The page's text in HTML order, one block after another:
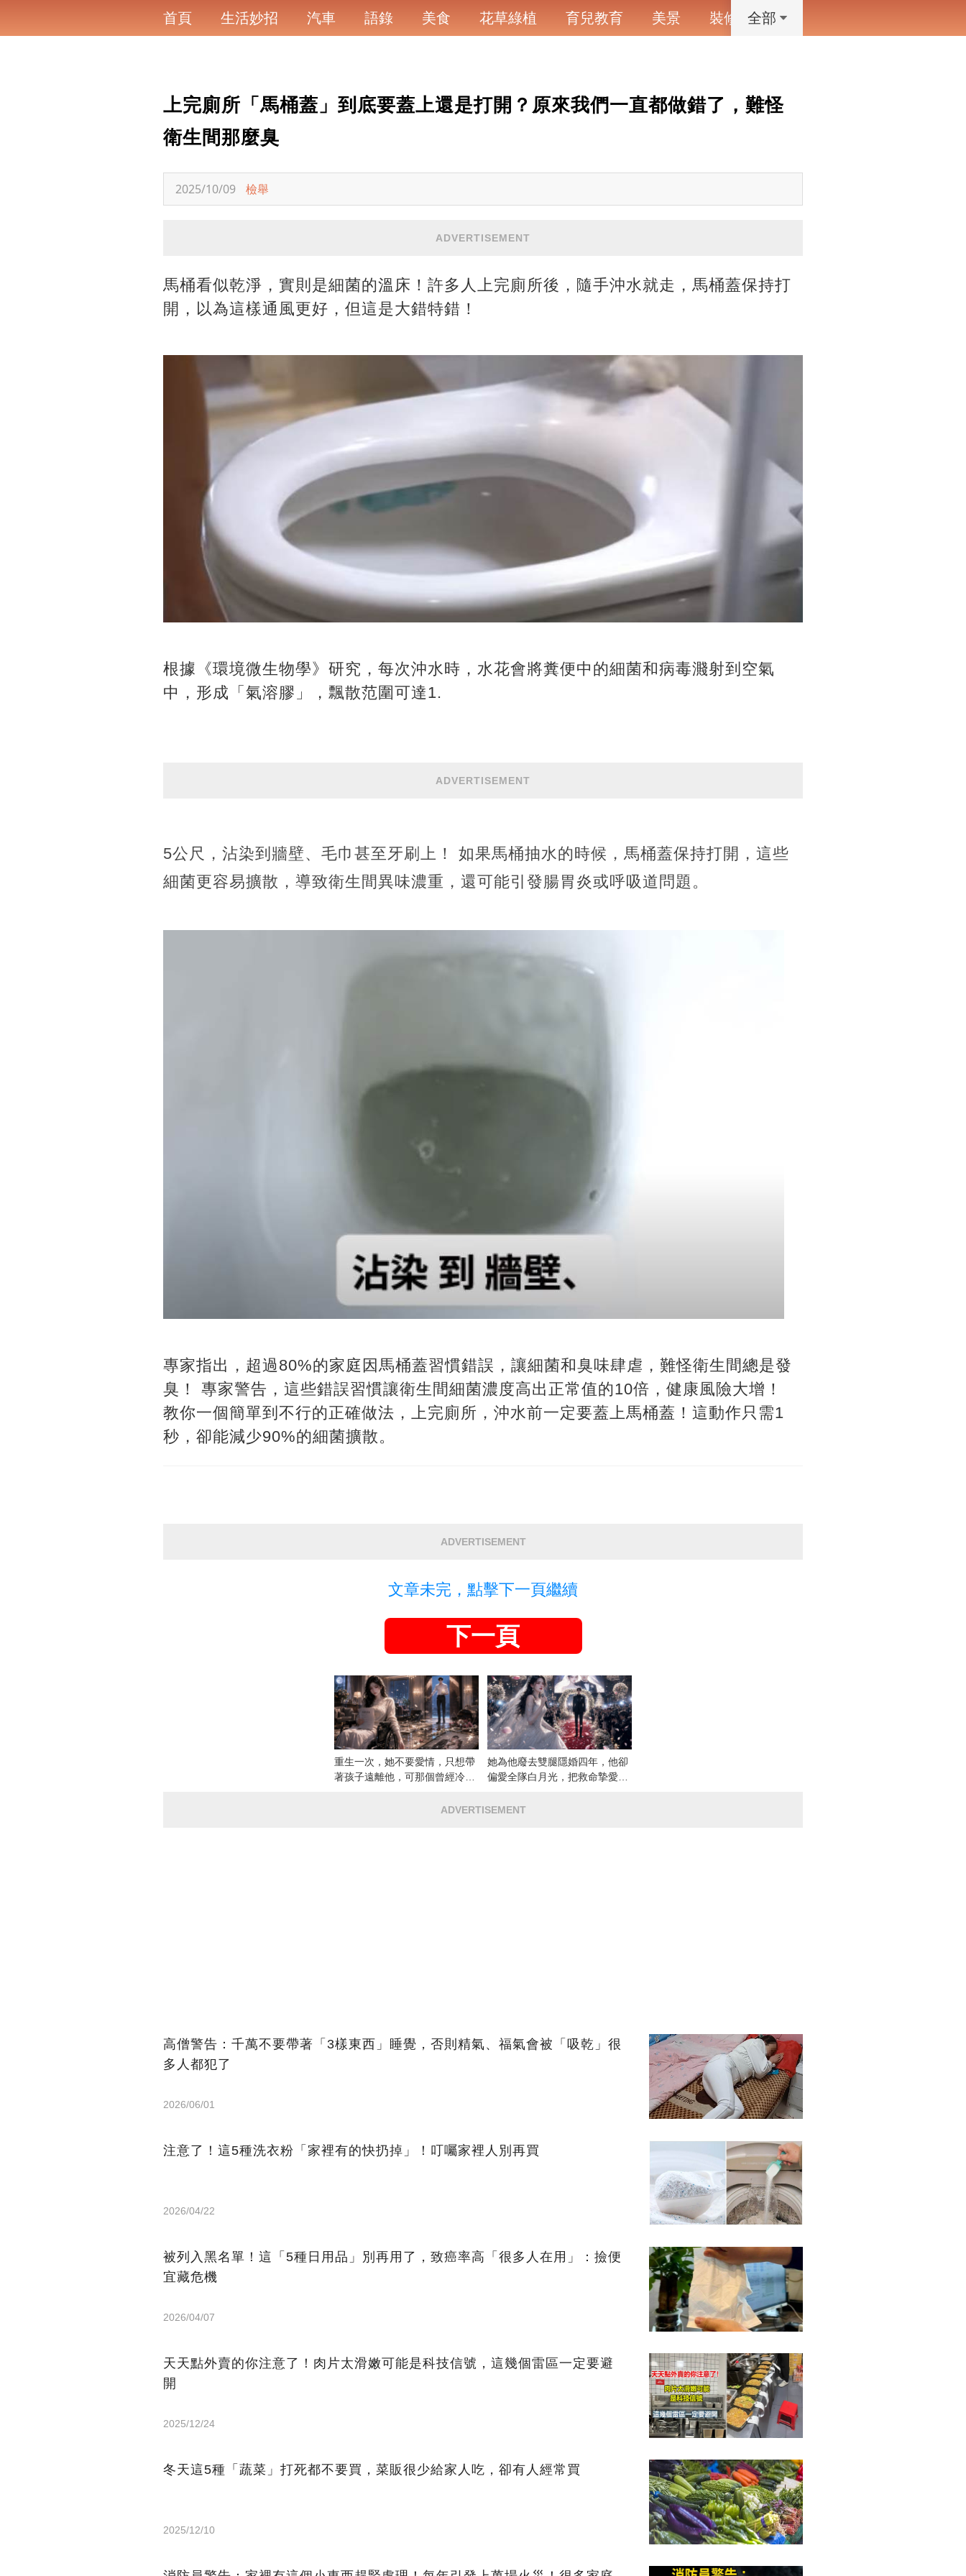
首頁 生活妙招 汽車 語錄 美食 花草綠植 育兒教育 美景 裝修 寵物
全部
上完廁所「馬桶蓋」到底要蓋上還是打開？原來我們一直都做錯了，難怪
衛生間那麼臭
2025/10/09 檢舉
ADVERTISEMENT
馬桶看似乾淨，實則是細菌的溫床！許多人上完廁所後，隨手沖水就走，馬桶蓋保持打
開，以為這樣通風更好，但這是大錯特錯！
根據《環境微生物學》研究，每次沖水時，水花會將糞便中的細菌和病毒濺射到空氣
中，形成「氣溶膠」，飄散范圍可達1.
ADVERTISEMENT
5公尺，沾染到牆壁、毛巾甚至牙刷上！ 如果馬桶抽水的時候，馬桶蓋保持打開，這些
細菌更容易擴散，導致衛生間異味濃重，還可能引發腸胃炎或呼吸道問題。
專家指出，超過80%的家庭因馬桶蓋習慣錯誤，讓細菌和臭味肆虐，難怪衛生間總是發
臭！ 專家警告，這些錯誤習慣讓衛生間細菌濃度高出正常值的10倍，健康風險大增！
教你一個簡單到不行的正確做法，上完廁所，沖水前一定要蓋上馬桶蓋！這動作只需1
秒，卻能減少90%的細菌擴散。
ADVERTISEMENT
文章未完，點擊下一頁繼續
下一頁
重生一次，她不要愛情，只想帶
著孩子遠離他，可那個曾經冷漠
她為他廢去雙腿隱婚四年，他卻
偏愛全隊白月光，把救命摯愛當
ADVERTISEMENT
高僧警告：千萬不要帶著「3樣東西」睡覺，否則精氣、福氣會被「吸乾」很
多人都犯了
2026/06/01
注意了！這5種洗衣粉「家裡有的快扔掉」！叮囑家裡人別再買
2026/04/22
被列入黑名單！這「5種日用品」別再用了，致癌率高「很多人在用」：撿便
宜藏危機
2026/04/07
天天點外賣的你注意了！肉片太滑嫩可能是科技信號，這幾個雷區一定要避
開
2025/12/24
冬天這5種「蔬菜」打死都不要買，菜販很少給家人吃，卻有人經常買
2025/12/10